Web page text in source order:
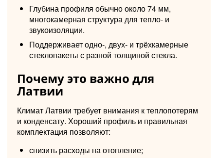
Глубина профиля обычно около 74 мм,
многокамерная структура для тепло- и
звукоизоляции.
Поддерживает одно-, двух- и трёхкамерные
стеклопакеты с разной толщиной стекла.
Почему это важно для
Латвии
Климат Латвии требует внимания к теплопотерям
и конденсату. Хороший профиль и правильная
комплектация позволяют:
снизить расходы на отопление;